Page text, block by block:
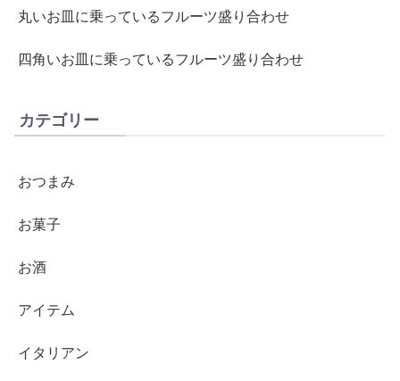
丸いお皿に乗っているフルーツ盛り合わせ
四角いお皿に乗っているフルーツ盛り合わせ
カテゴリー
おつまみ
お菓子
お酒
アイテム
イタリアン